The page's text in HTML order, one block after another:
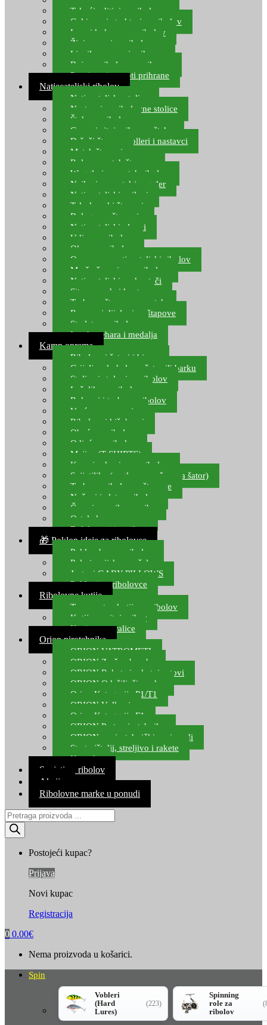
Tekući aditivi za ribolov
Gel i sprej atraktori za ribolov
Lovni kukuruz za ribolov
Živi mamci za ribolov
Ljepilo za crve i prihranu
Boje za ribolovnu prihranu
Provjereni recepti prihrane
Natjecateljski ribolov
Natjecateljske stolice
Nastavci za ribolovne stolice
Šteke za ribolov
Gume i sitni pribor za šteku
Držači štapova rolleri i nastavci
Match štapovi
Role za match štapove
Waggleri za match ribolov
Najloni za match/waggler
Natjecateljski najloni
Teleskopski štapovi
Bolognese štapovi
Natjecateljski plovci
Udice za ribolov
Olovo za ribolov
Oprema za natjecateljski ribolov
Mreže čuvarice za ribolov
Natjecateljski podmetači
Sito, posude i kante
Torbe za štapove – match
Rezervni dijelovi za štapove
Starlete za ribolov
Izrada pehara i medalja
Kamp oprema
Ribolovni šatori i bivvy
Grijalice, kuhala za šator ili barku
Stolice i stolovi za ribolov
Ležaljke za ribolov
Ruksaci i torbe za ribolov
Vreće za spavanje
Ribolovni kišobrani
Obuća za ribolov
Odjeća za ribolov
Majice (T-SHIRTS)
Kape i rukavice za ribolov
Svijetiljke (naglavne, ručne, za šator)
Torbe za ribolovne štapove
Noževi i alat za ribolov
Čamci za prihranu ribe
Ostala kamp oprema
Dalekozori i optika
🎁 Poklon ideje za ribolovce
Poklon bon za ribolov
Polarizacijske naočale
Jastuci GABY PILLOWS
Pokloni za ribolovce
Ribolovne kutije
Transportne kutije za ribolov
Kutije za sitni pribor
Kutije za varalice
Orion pirotehnika
ORION VATROMETI
ORION Zračne bombe
ORION Rakete i raketni setovi
ORION Odašiljači zvuka
Orion Kategorija P1/T1
ORION Vulkani
Orion Kategorija F1
ORION Party pirotehnika
ORION nepirotehnički proizvodi
Start pištolji, streljivo i rakete
Kontakt
Savjeti za ribolov
Akcija
Ribolovne marke u ponudi
Products
search
Postojeći kupac?
Prijava
Novi kupac
Registracija
0 0.00€
Nema proizvoda u košarici.
Spin
Vobleri
(Hard
Lures)
(223)
Spinning
role za
ribolov